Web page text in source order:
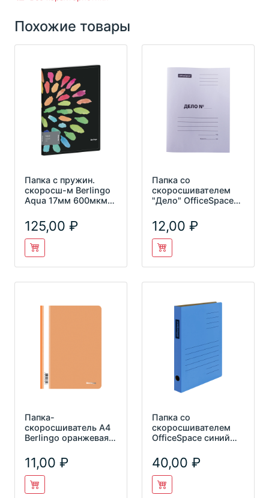
Похожие товары
Папка с пружин.
скоросш-м Berlingo
Aqua 17мм 600мкм с
125,00
Папка со
скоросшивателем
"Дело" OfficeSpace
немелованный
картон 15
12,00
Папка-
скоросшиватель А4
Berlingo оранжевая,
ASp_04116
11,00
Папка со
скоросшивателем
OfficeSpace синий
до 300л 235071
40,00